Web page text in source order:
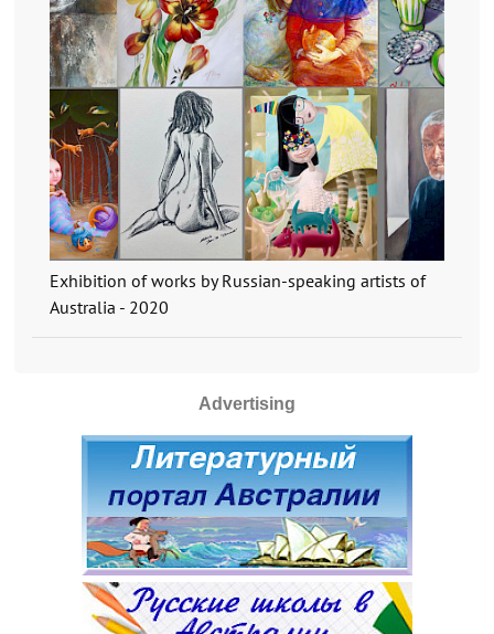
Exhibition of works by Russian-speaking artists of
Australia - 2020
Advertising